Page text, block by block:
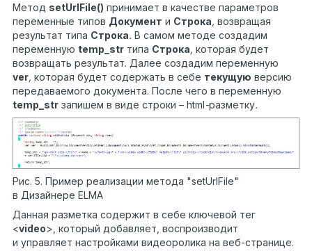
Метод setUrlFile() принимает в качестве параметров
переменные типов Документ и Строка, возвращая
результат типа Строка. В самом методе создадим
переменную temp str типа Строка, которая будет
возвращать результат. Далее создадим переменную
ver, которая будет содержать в себе текущую версию
передаваемого документа. После чего в переменную
temp str запишем в виде строки – html-разметку.
Рис. 5. Пример реализации метода "setUrlFile"
в Дизайнере ELMA
Данная разметка содержит в себе ключевой тег
<video>, который добавляет, воспроизводит
и управляет настройками видеоролика на веб-странице.